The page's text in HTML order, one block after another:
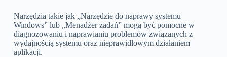
Narzędzia takie jak „Narzędzie do naprawy systemu
Windows” lub „Menadżer zadań” mogą być pomocne w
diagnozowaniu i naprawianiu problemów związanych z
wydajnością systemu oraz nieprawidłowym działaniem
aplikacji.